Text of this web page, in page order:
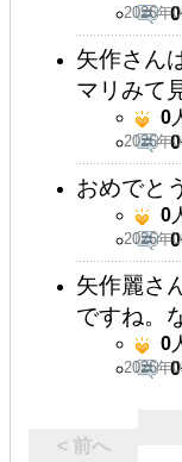
2026年0
矢作さん
マリみて
2026年
0
0
おめでと
2026年
0
0
矢作麗さ
ですね。
2026年
0
0
< 前へ